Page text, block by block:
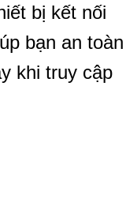
bị kết nối
bạn an toàn
khi truy cập